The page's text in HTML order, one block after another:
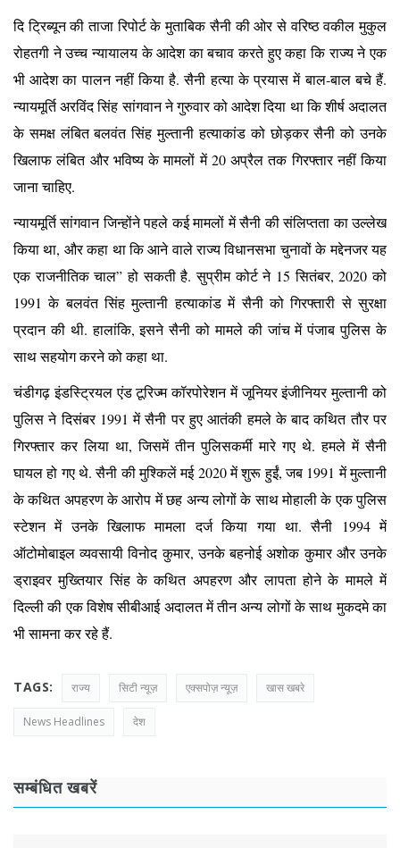
दि ट्रिब्यून की ताजा रिपोर्ट के मुताबिक सैनी की ओर से वरिष्ठ वकील मुकुल
रोहतगी ने उच्च न्यायालय के आदेश का बचाव करते हुए कहा कि राज्य ने एक
भी आदेश का पालन नहीं किया है. सैनी हत्या के प्रयास में बाल-बाल बचे हैं.
न्यायमूर्ति अरविंद सिंह सांगवान ने गुरुवार को आदेश दिया था कि शीर्ष अदालत
के समक्ष लंबित बलवंत सिंह मुल्तानी हत्याकांड को छोड़कर सैनी को उनके
खिलाफ लंबित और भविष्य के मामलों में 20 अप्रैल तक गिरफ्तार नहीं किया
जाना चाहिए.
न्यायमूर्ति सांगवान जिन्होंने पहले कई मामलों में सैनी की संलिप्तता का उल्लेख
किया था, और कहा था कि आने वाले राज्य विधानसभा चुनावों के मद्देनजर यह
एक राजनीतिक चाल” हो सकती है. सुप्रीम कोर्ट ने 15 सितंबर, 2020 को
1991 के बलवंत सिंह मुल्तानी हत्याकांड में सैनी को गिरफ्तारी से सुरक्षा
प्रदान की थी. हालांकि, इसने सैनी को मामले की जांच में पंजाब पुलिस के
साथ सहयोग करने को कहा था.
चंडीगढ़ इंडस्ट्रियल एंड टूरिज्म कॉरपोरेशन में जूनियर इंजीनियर मुल्तानी को
पुलिस ने दिसंबर 1991 में सैनी पर हुए आतंकी हमले के बाद कथित तौर पर
गिरफ्तार कर लिया था, जिसमें तीन पुलिसकर्मी मारे गए थे. हमले में सैनी
घायल हो गए थे. सैनी की मुश्किलें मई 2020 में शुरू हुईं, जब 1991 में मुल्तानी
के कथित अपहरण के आरोप में छह अन्य लोगों के साथ मोहाली के एक पुलिस
स्टेशन में उनके खिलाफ मामला दर्ज किया गया था. सैनी 1994 में
ऑटोमोबाइल व्यवसायी विनोद कुमार, उनके बहनोई अशोक कुमार और उनके
ड्राइवर मुख्तियार सिंह के कथित अपहरण और लापता होने के मामले में
दिल्ली की एक विशेष सीबीआई अदालत में तीन अन्य लोगों के साथ मुकदमे का
भी सामना कर रहे हैं.
TAGS: राज्य सिटी न्यूज़ एक्सपोज़ न्यूज़ खास खबरे
News Headlines देश
सम्बंधित खबरें